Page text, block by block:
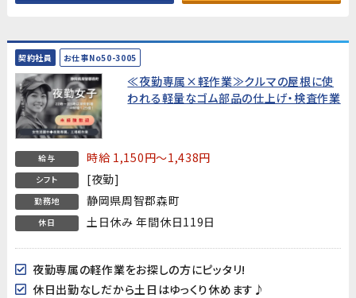
契約社員 お仕事No50-3005
≪夜勤専属×軽作業≫クルマの屋根に使
われる軽量なゴム部品の仕上げ・検査作業
給与 時給 1,150円～1,438円
シフト [夜勤]
勤務地 静岡県周智郡森町
休日 土日休み 年間休日119日
夜勤専属の軽作業をお探しの方にピッタリ!
休日出勤なしだから土日はゆっくり休めます♪